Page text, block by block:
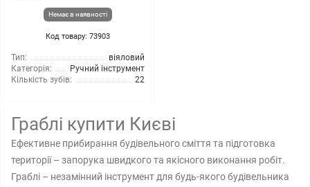
Немає в наявності
Код товару: 73903
Тип:
віяловий
Категорія:
Ручний інструмент
Кількість зубів:
22
Граблі купити Києві
Ефективне прибирання будівельного сміття та підготовка
території – запорука швидкого та якісного виконання робіт.
Граблі – незамінний інструмент для будь-якого будівельника